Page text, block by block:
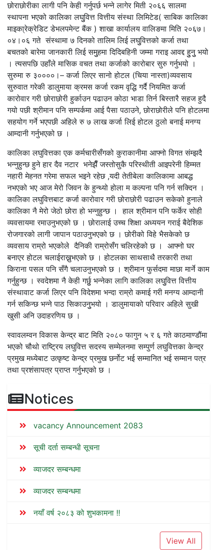
छोराछोरीका लागी पनि केही गर्नुपर्छ भन्ने लागेर मिती २०६६ सालमा
स्थापना भएको कालिका लघुुवित्त वित्तीय संस्था लिमिटेड( साबिक कालिका
माइका्रेक्रेडिट डेभलपमेन्ट बैंक ) शाखा कार्यालय वालिङमा मिति २०६७।
०४।०६ गते संस्थामा ७ दिनको तालिम लिई लघुुवित्तको कर्जा तथा
बचतको बारेमा जानकारी लिई समुुहमा दिदिबहिनी जम्मा गराइ आवद्द हुुनुु भयो
। त्यसपछि उहाँले मासिक वचत तथा कर्जाको कारोबार सुरु गर्नुभयो ।
सुरुमा रु ३००००।– कर्जा लिएर सानो होटल (चिया नास्ता)व्यवसाय
सुरुवात गरेकी डालुमाया क्रमस कर्जा रकम वृद्धि गर्दै नियमित कर्जा
कारोवार गरी छोराछोरी हुर्काउन पढाउन कोठा भाडा तिर्न बिस्तारै सहज हुदै
गयो पछी श्रीमान पनि सम्पर्कमा आई पैसा पठाउने, छोराछोरीले पनि होटलमा
सहयोग गर्ने भएपछी अहिले रु ७ लाख कर्जा लिई होटल ठुलो बनाई मनग्य
आम्दानी गर्नुभएको छ ।
कालिका लघुवित्तका एक कर्मचारीसँगको कुराकानीमा आफ्नो विगत संम्झदै
भन्नुहुन्छ हुने हार दैव नटार भनेझैँ जस्तोसुकै परिस्थीती आइपरेनी हिम्मत
नहारी मेहनत गरेमा सफल भइने रहेछ ,यदी तेतीबेला कालिकामा आबद्ध
नभएको भए आज मेरो जिवन के हुन्थ्यो होला म कल्पना पनि गर्न सक्दिन ।
कालिका लघुवित्तबाट कर्जा कारोवार गरी छोराछोरी पढाउन सकेको हुनाले
कालिका नै मेरो जेठो छोरा हो भन्नुहुन्छ । हाल श्रीमान पनि फर्केर सोही
व्यवसायमा रमाउनुभएको छ । छोरालाई उच्च शिक्षा अध्ययन गराई बैदेशिक
रोजगारको लागी जापान पठाउनुभएको छ । छोरीको विहे भैसकेको छ
व्यवसाय राम्रो भएकोले दैनिकी राम्रोसँग चलिरहेको छ । आफ्नो घर
बनाएर होटल चलाईराख्नुभएको छ । होटलका साथसाथै तरकारी तथा
किराना पसल पनि सँगै चलाउनुभएको छ । श्रीमान फुर्सदमा माछा मार्ने काम
गर्नुहुन्छ । स्वदेशमा नै केही गर्छुु भन्नेका लागि कालिका लघुुवित्त वित्तीय
संस्थावाट कर्जा लिएर पनि विदेशमा भन्दा राम्रो कमाई गरी मनग्य आम्दानी
गर्न सकिन्छ भन्ने पाठ सिकाउनुुभयो । डालुमायाको परिवार अहिले सुखी
खुसी अनि उदाहरणिय छ ।
स्वावलम्वन विकास केन्द्र बाट मिति २०८० फागुन ५ र ६ गते काठमाण्डौंमा
भएको चौथो राष्ट्रिय लघुवित्त सदस्य सम्मेलनमा सम्पुर्ण लघुवित्तका केन्द्र
प्रमुख मध्येबाट उत्कृष्ट केन्द्र प्रमुख छर्नोट भई सम्मानित भई सम्मान पत्र
तथा प्रशंसापत्र प्राप्त गर्नुभएको छ ।
Notices
vacancy Announcement 2083
सूची दर्ता सम्बन्धी सूचना
व्याजदर सम्बन्धमा
व्याजदर सम्बन्धमा
नयाँ वर्ष २०८३ को शुभकामना !!
View All